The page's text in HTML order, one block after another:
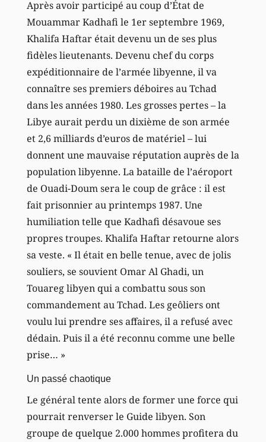
Après avoir participé au coup d’État de
Mouammar Kadhafi le 1er septembre 1969,
Khalifa Haftar était devenu un de ses plus
fidèles lieutenants. Devenu chef du corps
expéditionnaire de l’armée libyenne, il va
connaître ses premiers déboires au Tchad
dans les années 1980. Les grosses pertes – la
Libye aurait perdu un dixième de son armée
et 2,6 milliards d’euros de matériel – lui
donnent une mauvaise réputation auprès de la
population libyenne. La bataille de l’aéroport
de Ouadi-Doum sera le coup de grâce : il est
fait prisonnier au printemps 1987. Une
humiliation telle que Kadhafi désavoue ses
propres troupes. Khalifa Haftar retourne alors
sa veste. « Il était en belle tenue, avec de jolis
souliers, se souvient Omar Al Ghadi, un
Touareg libyen qui a combattu sous son
commandement au Tchad. Les geôliers ont
voulu lui prendre ses affaires, il a refusé avec
dédain. Puis il a été reconnu comme une belle
prise… »
Un passé chaotique
Le général tente alors de former une force qui
pourrait renverser le Guide libyen. Son
groupe de quelque 2.000 hommes profitera du